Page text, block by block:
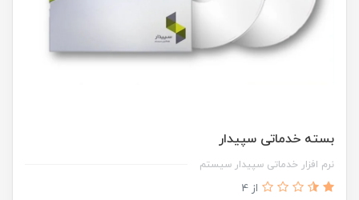
بسته خدماتی سپیدار
نرم افزار خدماتی سپیدار سیستم
از 4